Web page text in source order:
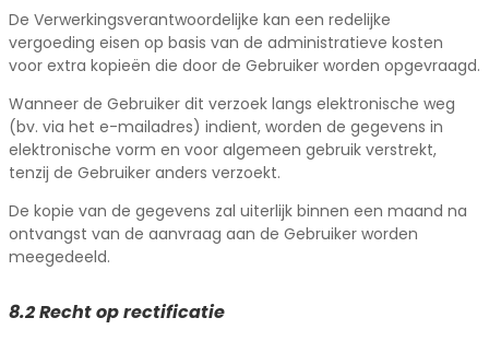
De Verwerkingsverantwoordelijke kan een redelijke
vergoeding eisen op basis van de administratieve kosten
voor extra kopieën die door de Gebruiker worden opgevraagd.
Wanneer de Gebruiker dit verzoek langs elektronische weg
(bv. via het e-mailadres) indient, worden de gegevens in
elektronische vorm en voor algemeen gebruik verstrekt,
tenzij de Gebruiker anders verzoekt.
De kopie van de gegevens zal uiterlijk binnen een maand na
ontvangst van de aanvraag aan de Gebruiker worden
meegedeeld.
8.2 Recht op rectificatie